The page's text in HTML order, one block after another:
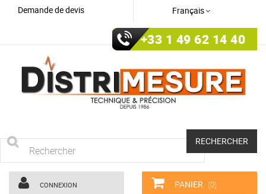
Demande de devis Français
+33 1 49 62 14 40
RECHERCHER
CONNEXION PANIER (0)